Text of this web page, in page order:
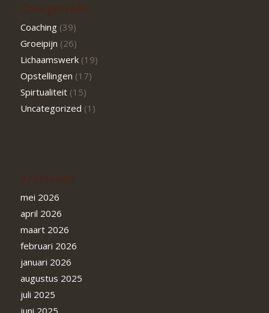
Categorieën
Coaching(39)
Groeipijn (26)
Lichaamswerk(19)
Opstellingen (17)
Spirtualiteit(15)
Uncategorized (1)
Archieven
mei 2026
april 2026
maart 2026
februari 2026
januari 2026
augustus 2025
juli 2025